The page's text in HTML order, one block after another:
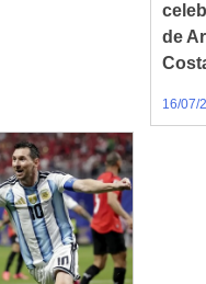
de
16/07/